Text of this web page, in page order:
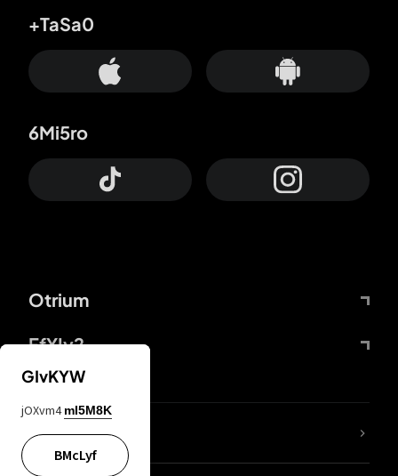
Otrium
FfYIy2
+TaSa0
6Mi5ro
ZbBJcb
GIvKYW
jOXvm4 mI5M8K
BMcLyf